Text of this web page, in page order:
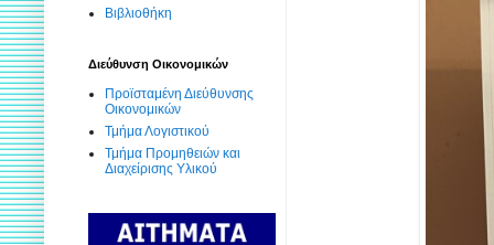
Βιβλιοθήκη
Διεύθυνση Οικονομικών
Προϊσταμένη Διεύθυνσης
Οικονομικών
Τμήμα Λογιστικού
Τμήμα Προμηθειών και
Διαχείρισης Υλικού